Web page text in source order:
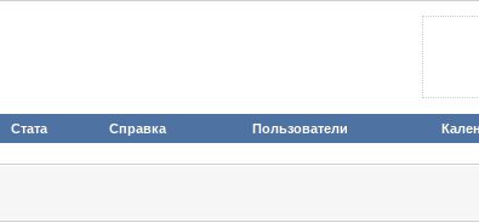
Стата Справка Пользователи